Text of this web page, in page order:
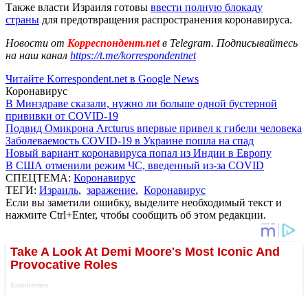
Также власти Израиля готовы ввести полную блокаду
страны для предотвращения распространения коронавируса.
Новости от Корреспондент.netв Telegram. Подписывайтесь
на наш канал https://t.me/korrespondentnet
Читайте Korrespondent.net в Google News
Коронавирус
В Минздраве сказали, нужно ли больше одной бустерной
прививки от COVID-19
Подвид Омикрона Arcturus впервые привел к гибели человека
Заболеваемость COVID-19 в Украине пошла на спад
Новый вариант коронавируса попал из Индии в Европу
В США отменили режим ЧС, введенный из-за COVID
СПЕЦТЕМА: Коронавирус
ТЕГИ: Израиль, заражение, Коронавирус
Если вы заметили ошибку, выделите необходимый текст и
нажмите Ctrl+Enter, чтобы сообщить об этом редакции.